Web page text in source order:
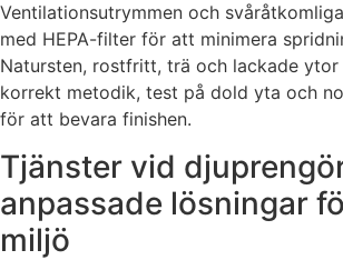
Ventilationsutrymmen och
med HEPA-filter för att minimera
Natursten, rostfritt, trä och lackade ytor
korrekt metodik, test på dold yta och
för att bevara finishen.
Tjänster vid
anpassade lösningar
miljö